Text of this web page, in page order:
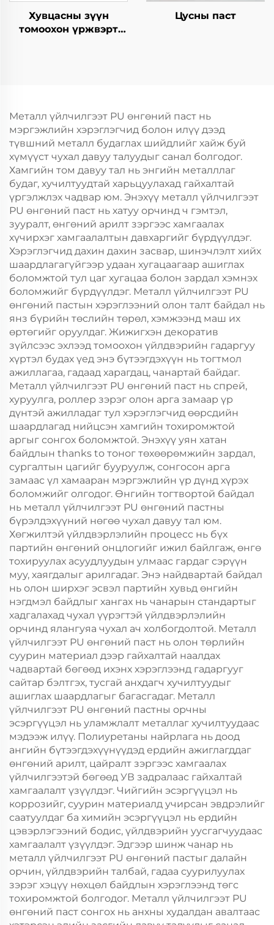
Хувцасны зүүн
томоохон үржвэрт
Цусны паст
Металл үйлчилгээт PU өнгөний паст нь
мэргэжлийн хэрэглэгчид болон илүү дээд
түвшний металл будаглах шийдлийг хайж буй
хүмүүст чухал давуу талуудыг санал болгодог.
Хамгийн том давуу тал нь энгийн металллаг
будаг, хучилтуудтай харьцуулахад гайхалтай
үргэлжлэх чадвар юм. Энэхүү металл үйлчилгээт
PU өнгөний паст нь хатуу орчинд ч гэмтэл,
зууралт, өнгөний арилт зэргээс хамгаалах
хүчирхэг хамгаалалтын давхаргийг бүрдүүлдэг.
Хэрэглэгчид дахин дахин засвар, шинэчлэлт хийх
шаардлагагүйгээр удаан хугацаагаар ашиглах
боломжтой тул цаг хугацаа болон зардал хэмнэх
боломжийг бүрдүүлдэг. Металл үйлчилгээт PU
өнгөний пастын хэрэглээний олон талт байдал нь
янз бүрийн төслийн төрөл, хэмжээнд маш их
өртөгийг оруулдаг. Жижигхэн декоратив
зүйлсээс эхлээд томоохон үйлдвэрийн гадаргуу
хүртэл будах үед энэ бүтээгдэхүүн нь тогтмол
ажиллагаа, гадаад харагдац, чанартай байдаг.
Металл үйлчилгээт PU өнгөний паст нь спрей,
хуруулга, роллер зэрэг олон арга замаар үр
дүнтэй ажилладаг тул хэрэглэгчид өөрсдийн
шаардлагад нийцсэн хамгийн тохиромжтой
аргыг сонгох боломжтой. Энэхүү уян хатан
байдлын thanks to тоног төхөөрөмжийн зардал,
сургалтын цагийг бууруулж, сонгосон арга
замаас үл хамааран мэргэжлийн үр дүнд хүрэх
боломжийг олгодог. Өнгийн тогтвортой байдал
нь металл үйлчилгээт PU өнгөний пастны
бүрэлдэхүүний нөгөө чухал давуу тал юм.
Хөгжилтэй үйлдвэрлэлийн процесс нь бүх
партийн өнгөний онцлогийг ижил байлгаж, өнгө
тохируулах асуудлуудын улмаас гардаг сэрүүн
муу, хаягдалыг арилгадаг. Энэ найдвартай байдал
нь олон ширхэг эсвэл партийн хувьд өнгийн
нэгдмэл байдлыг хангах нь чанарын стандартыг
хадгалахад чухал үүрэгтэй үйлдвэрлэлийн
орчинд ялангуяа чухал ач холбогдолтой. Металл
үйлчилгээт PU өнгөний паст нь олон төрлийн
суурин материал дээр гайхалтай наалдах
чадвартай бөгөөд ихэнх хэрэглээнд гадаргууг
сайтар бэлтгэх, тусгай анхдагч хучилтуудыг
ашиглах шаардлагыг багасгадаг. Металл
үйлчилгээт PU өнгөний пастны орчны
эсэргүүцэл нь уламжлалт металлаг хучилтуудаас
мэдээж илүү. Полиуретаны найрлага нь доод
ангийн бүтээгдэхүүнүүдэд ердийн ажиглагддаг
өнгөний арилт, цайралт зэргээс хамгаалах
үйлчилгээтэй бөгөөд УВ задралаас гайхалтай
хамгаалалт үзүүлдэг. Чийгийн эсэргүүцэл нь
коррозийг, суурин материалд учирсан эвдрэлийг
саатуулдаг ба химийн эсэргүүцэл нь ердийн
цэвэрлэгээний бодис, үйлдвэрийн уусгагчуудаас
хамгаалалт үзүүлдэг. Эдгээр шинж чанар нь
металл үйлчилгээт PU өнгөний пастыг далайн
орчин, үйлдвэрийн талбай, гадаа суурилуулах
зэрэг хэцүү нөхцөл байдлын хэрэглээнд төгс
тохиромжтой болгодог. Металл үйлчилгээт PU
өнгөний паст сонгох нь анхны худалдан авалтаас